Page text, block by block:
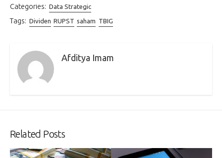
Categories: Data Strategic
Tags: Dividen RUPST saham TBIG
Afditya Imam
Related Posts